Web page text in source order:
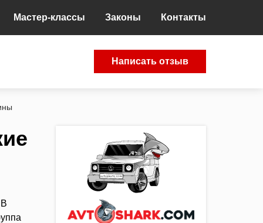
Мастер-классы Законы Контакты
Написать отзыв